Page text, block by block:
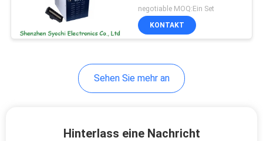
UVlebensdauer der
Maschinen-20000h
kurierend
negotiable MOQ:Ein Set
KONTAKT
Sehen Sie mehr an
Hinterlass eine Nachricht